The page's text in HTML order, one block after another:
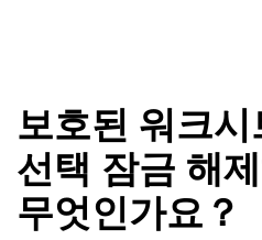
보호된 워크
선택 잠금 해
무엇인가요？